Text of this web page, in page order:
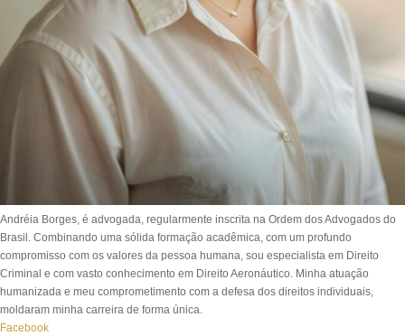
Andréia Borges, é advogada, regularmente inscrita na Ordem dos Advogados do
Brasil. Combinando uma sólida formação acadêmica, com um profundo
compromisso com os valores da pessoa humana, sou especialista em Direito
Criminal e com vasto conhecimento em Direito Aeronáutico. Minha atuação
humanizada e meu comprometimento com a defesa dos direitos individuais,
moldaram minha carreira de forma única.
Facebook